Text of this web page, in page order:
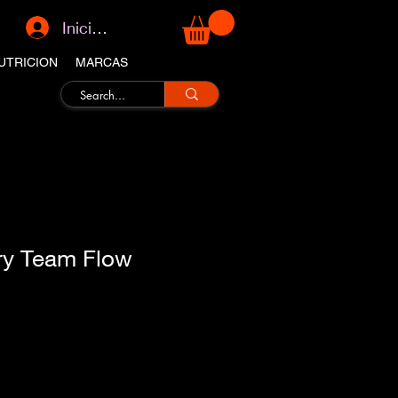
MARCAS
Iniciar sesión
Team Flow